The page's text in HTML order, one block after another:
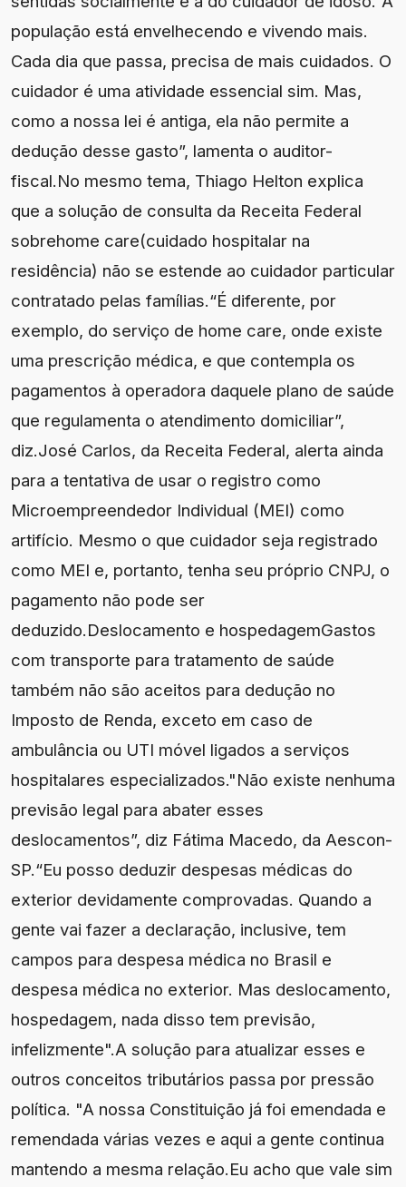
população está envelhecendo e vivendo mais.
Cada dia que passa, precisa de mais cuidados. O
cuidador é uma atividade essencial sim. Mas,
como a nossa lei é antiga, ela não permite a
dedução desse gasto”, lamenta o auditor-
fiscal.No mesmo tema, Thiago Helton explica
que a solução de consulta da Receita Federal
sobrehome care(cuidado hospitalar na
residência) não se estende ao cuidador particular
contratado pelas famílias.“É diferente, por
exemplo, do serviço de home care, onde existe
uma prescrição médica, e que contempla os
pagamentos à operadora daquele plano de saúde
que regulamenta o atendimento domiciliar”,
diz.José Carlos, da Receita Federal, alerta ainda
para a tentativa de usar o registro como
Microempreendedor Individual (MEI) como
artifício. Mesmo o que cuidador seja registrado
como MEI e, portanto, tenha seu próprio CNPJ, o
pagamento não pode ser
deduzido.Deslocamento e hospedagemGastos
com transporte para tratamento de saúde
também não são aceitos para dedução no
Imposto de Renda, exceto em caso de
ambulância ou UTI móvel ligados a serviços
hospitalares especializados."Não existe nenhuma
previsão legal para abater esses
deslocamentos”, diz Fátima Macedo, da Aescon-
SP.“Eu posso deduzir despesas médicas do
exterior devidamente comprovadas. Quando a
gente vai fazer a declaração, inclusive, tem
campos para despesa médica no Brasil e
despesa médica no exterior. Mas deslocamento,
hospedagem, nada disso tem previsão,
infelizmente".A solução para atualizar esses e
outros conceitos tributários passa por pressão
política. "A nossa Constituição já foi emendada e
remendada várias vezes e aqui a gente continua
mantendo a mesma relação.Eu acho que vale sim